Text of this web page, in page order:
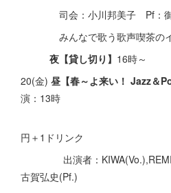
司会：小川邦美子 Pf：御
みんなで歌う歌声喫茶のイ
夜【貸し切り】 16時～
20(金) 昼【春～よ来い！ Jazz＆
演：13時
チャージ
円＋1ドリンク
出演者：KIWA(Vo.),REMI-
古賀弘史(Pf.)